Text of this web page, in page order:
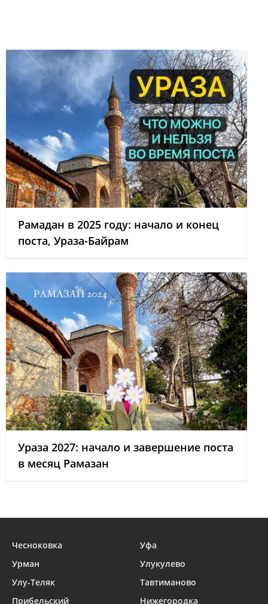
Рамадан в 2025 году: начало и конец
поста, Ураза-Байрам
Ураза 2027: начало и завершение поста
в месяц Рамазан
Чесноковка
Уфа
Урман
Улукулево
Улу-Теляк
Тавтиманово
Прибельский
Нижегородка